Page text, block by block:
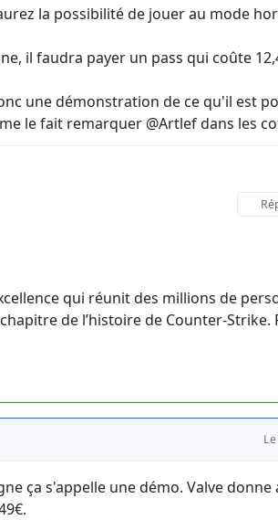
la possibilité de jouer au mode
il faudra payer un pass qui coûte
une démonstration de ce qu'il est
le fait remarquer @Artlef dans les
qui réunit des millions de
de l’histoire de Counter-Strike.
ça s'appelle une démo. Valve donne